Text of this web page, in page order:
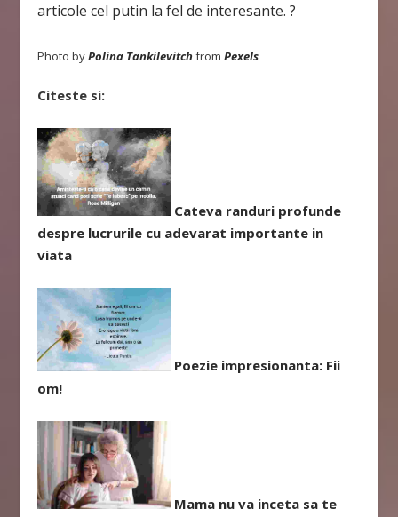
articole cel putin la fel de interesante. ?
Photo byPolina TankilevitchfromPexels
Citeste si:
Cateva randuri profunde
despre lucrurile cu adevarat importante in
viata
Poezie impresionanta: Fii
om!
Mama nu va inceta sa te